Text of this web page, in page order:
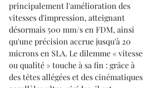
principalement l'amélioration des
vitesses d'impression, atteignant
désormais 500 mm/s en FDM, ainsi
qu'une précision accrue jusqu'à 20
microns en SLA. Le dilemme « vitesse
ou qualité » touche à sa fin : grâce à
des têtes allégées et des cinématiques